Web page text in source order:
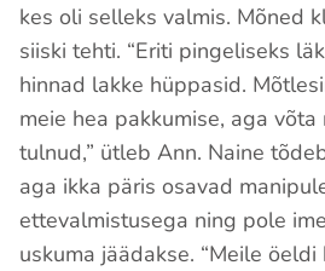
kes oli selleks valmis. Mõned
siiski tehti. “Eriti pingeliseks
hinnad lakke hüppasid.
meie hea pakkumise, aga
tulnud,” ütleb Ann. Naine
aga ikka päris osavad
ettevalmistusega ning pole
uskuma jäädakse. “Meile